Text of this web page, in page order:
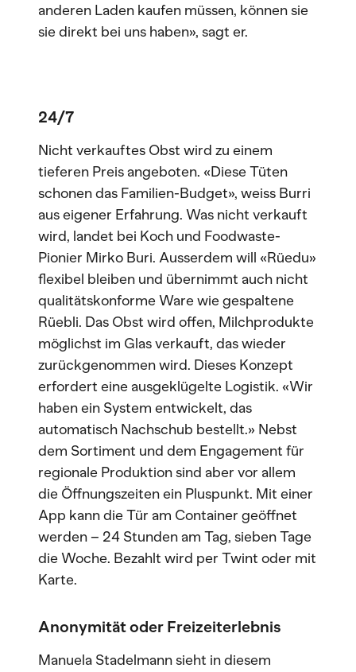
anderen Laden kaufen müssen, können sie
sie direkt bei uns haben», sagt er.
24/7
Nicht verkauftes Obst wird zu einem
tieferen Preis angeboten. «Diese Tüten
schonen das Familien-Budget», weiss Burri
aus eigener Erfahrung. Was nicht verkauft
wird, landet bei Koch und Foodwaste-
Pionier Mirko Buri. Ausserdem will «Rüedu»
flexibel bleiben und übernimmt auch nicht
qualitätskonforme Ware wie gespaltene
Rüebli. Das Obst wird offen, Milchprodukte
möglichst im Glas verkauft, das wieder
zurückgenommen wird. Dieses Konzept
erfordert eine ausgeklügelte Logistik. «Wir
haben ein System entwickelt, das
automatisch Nachschub bestellt.» Nebst
dem Sortiment und dem Engagement für
regionale Produktion sind aber vor allem
die Öffnungszeiten ein Pluspunkt. Mit einer
App kann die Tür am Container geöffnet
werden – 24 Stunden am Tag, sieben Tage
die Woche. Bezahlt wird per Twint oder mit
Karte.
Anonymität oder Freizeiterlebnis
Manuela Stadelmann sieht in diesem